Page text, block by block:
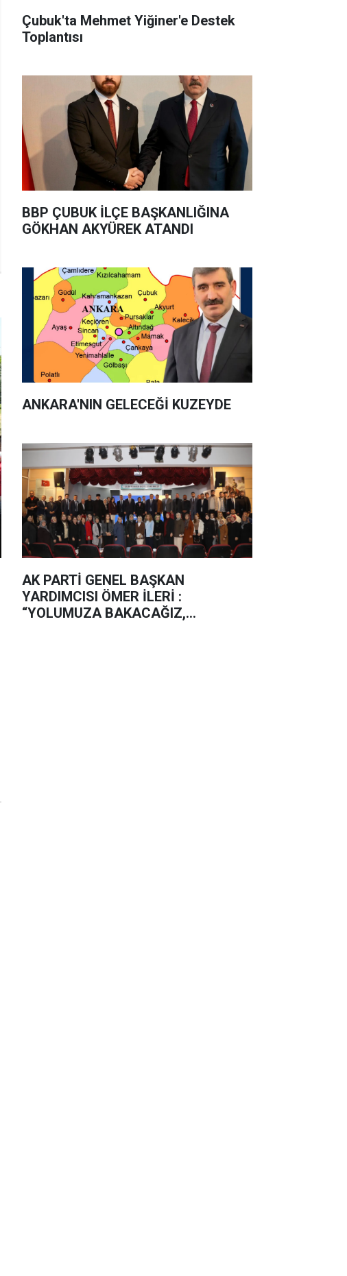
Çubuk'ta Mehmet Yiğiner'e Destek
Toplantısı
BBP ÇUBUK İLÇE BAŞKANLIĞINA
GÖKHAN AKYÜREK ATANDI
ANKARA'NIN GELECEĞİ KUZEYDE
AK PARTİ GENEL BAŞKAN
YARDIMCISI ÖMER İLERİ :
“YOLUMUZA BAKACAĞIZ,